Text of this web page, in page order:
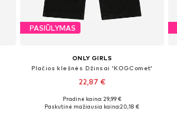
PASIŪLYMAS
ONLY GIRLS
Plačios klešnės Džinsai 'KOGComet'
22,87 €
Yra daugybė dydžių
Pradinė kaina: 29,99 €
Paskutinė mažiausia kaina:20,18 €